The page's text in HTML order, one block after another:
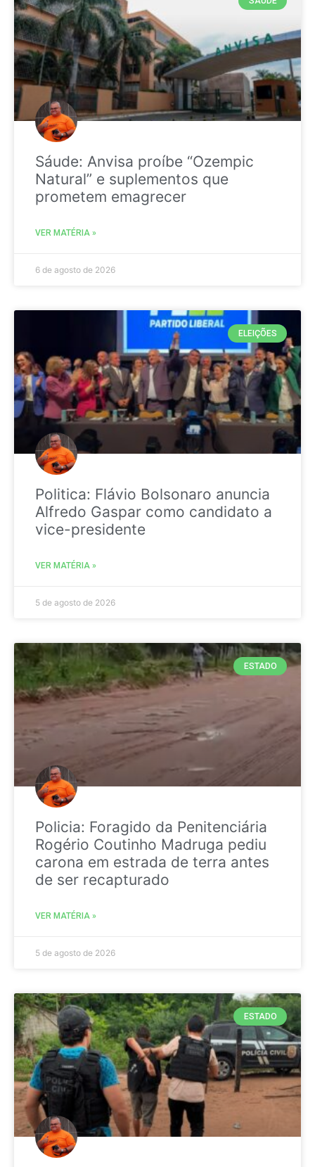
Sáude: Anvisa proíbe “Ozempic
Natural” e suplementos que
prometem emagrecer
VER MATÉRIA »
6 de agosto de 2026
ELEIÇÕES
Politica: Flávio Bolsonaro anuncia
Alfredo Gaspar como candidato a
vice-presidente
VER MATÉRIA »
5 de agosto de 2026
ESTADO
Policia: Foragido da Penitenciária
Rogério Coutinho Madruga pediu
carona em estrada de terra antes
de ser recapturado
VER MATÉRIA »
5 de agosto de 2026
ESTADO